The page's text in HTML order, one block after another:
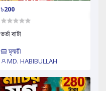
৳200
ভর্তা বাটা
মৃন্ময়ী
MD. HABIBULLAH